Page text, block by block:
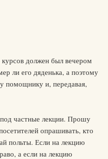
должен был вечером
ли его дяденька, а поэтому
помощнику и, передавая,
частные лекции. Прошу
опрашивать, кто
польты. Если на лекцию
а если на лекцию